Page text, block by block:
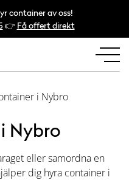
container av oss!
👉 Få offert direkt
i Nybro
Nybro
eller samordna en
dig hyra container i